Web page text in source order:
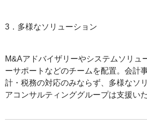
3．多様なソリューション
M&Aアドバイザリーやシステムソリュ
ーサポートなどのチームを配置。会計
計・税務の対応のみならず、多様なソ
アコンサルティンググループは支援い